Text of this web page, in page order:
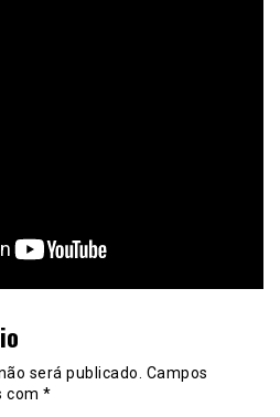
será publicado. Campos
com *